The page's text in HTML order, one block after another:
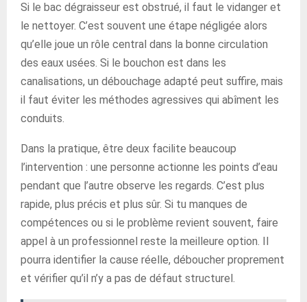
Si le bac dégraisseur est obstrué, il faut le vidanger et
le nettoyer. C’est souvent une étape négligée alors
qu’elle joue un rôle central dans la bonne circulation
des eaux usées. Si le bouchon est dans les
canalisations, un débouchage adapté peut suffire, mais
il faut éviter les méthodes agressives qui abîment les
conduits.
Dans la pratique, être deux facilite beaucoup
l’intervention : une personne actionne les points d’eau
pendant que l’autre observe les regards. C’est plus
rapide, plus précis et plus sûr. Si tu manques de
compétences ou si le problème revient souvent, faire
appel à un professionnel reste la meilleure option. Il
pourra identifier la cause réelle, déboucher proprement
et vérifier qu’il n’y a pas de défaut structurel.